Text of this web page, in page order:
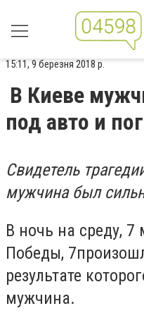
15:11, 9 березня 2018 р.
В Киеве
под авто и
Свидетель
мужчина был
В ночь на среду, 7
Победы,
результате
мужчина.